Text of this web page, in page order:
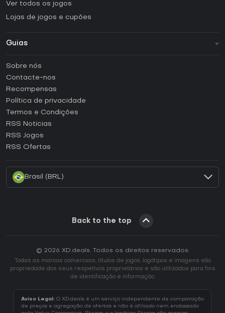
Ver todos os jogos
Lojas de jogos e cupões
Guias
Como ativar uma CD Key Steam?
Como ativar uma CD Key Epic Games?
Como ativar uma CD Key GOG?
Como ativar uma CD Key Ubisoft Connect?
Sobre nós
Contacte-nos
Recompensas
Política de privacidade
Termos e Condições
RSS Noticias
RSS Jogos
RSS Ofertas
Brasil (BRL)
Back to the top
© 2026 XD.deals. Todos os direitos reservados.
Todas as marcas comerciais, títulos de jogos, logótipos e imagens são
propriedade dos seus respetivos proprietários e são utilizados para fins
de identificação e informação.
Aviso Legal: O XD.deals é um serviço independente de comparação
de preços e agregação de ofertas e não é afiliado nem endossado